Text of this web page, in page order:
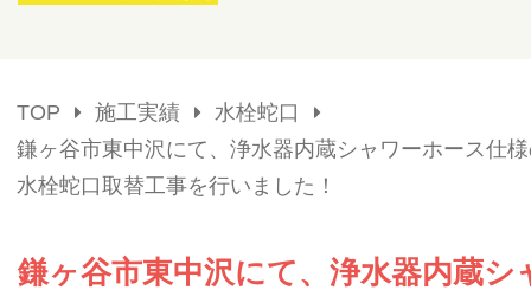
TOP 施工実績
水栓蛇口
鎌ヶ谷市東中沢にて、浄水器内蔵シャワーホース仕
水栓蛇口取替工事を行いました！
鎌ヶ谷市東中沢にて、浄水器内蔵シ